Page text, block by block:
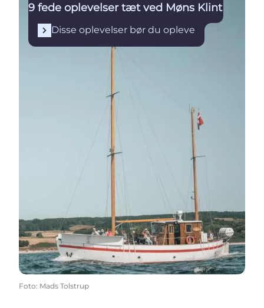
9 fede oplevelser tæt ved Møns Klint
Disse oplevelser bør du opleve
Foto: Mads Tolstrup